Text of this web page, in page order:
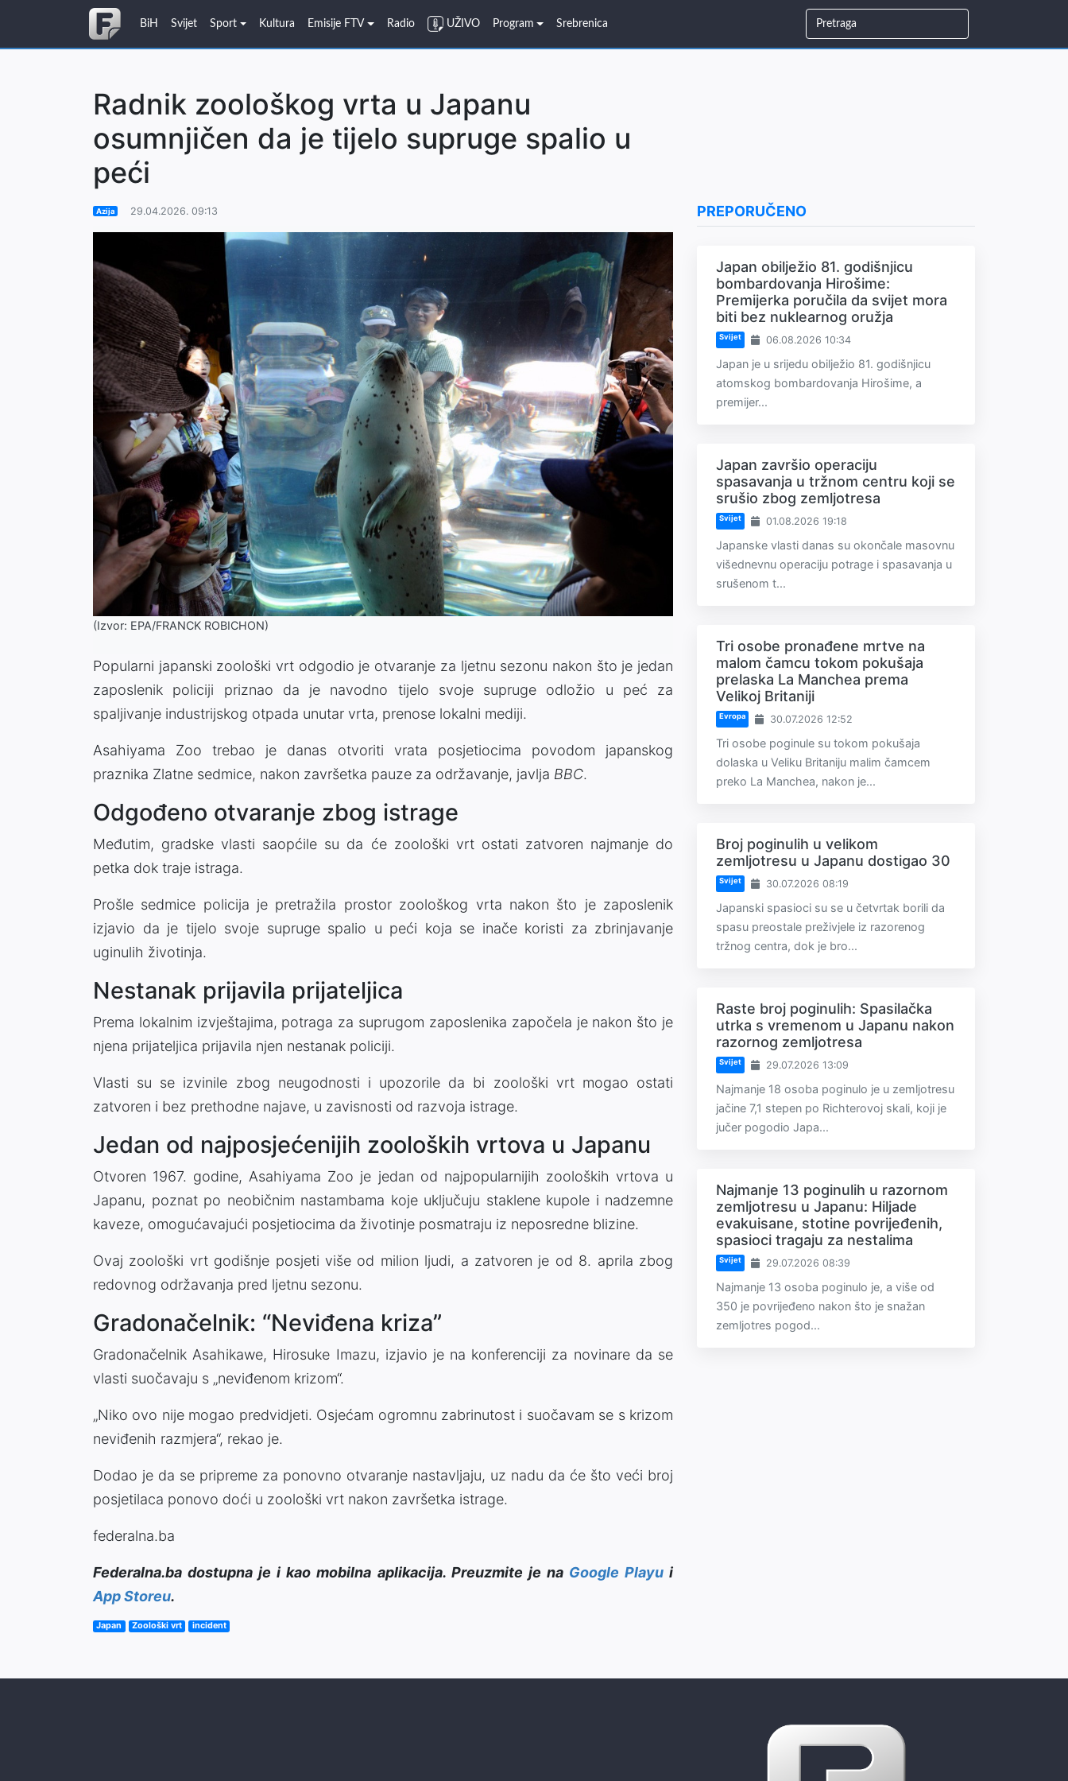
BiH Svijet Sport Kultura Emisije FTV Radio UŽIVO Program Srebrenica
Radnik zoološkog vrta u Japanu
osumnjičen da je tijelo supruge spalio u
peći
Azija 29.04.2026. 09:13
(Izvor: EPA/FRANCK ROBICHON)
Popularni japanski zoološki vrt odgodio je otvaranje za ljetnu sezonu nakon što je jedan
zaposlenik policiji priznao da je navodno tijelo svoje supruge odložio u peć za
spaljivanje industrijskog otpada unutar vrta, prenose lokalni mediji.
Asahiyama Zoo trebao je danas otvoriti vrata posjetiocima povodom japanskog
praznika Zlatne sedmice, nakon završetka pauze za održavanje, javlja BBC.
Odgođeno otvaranje zbog istrage
Međutim, gradske vlasti saopćile su da će zoološki vrt ostati zatvoren najmanje do
petka dok traje istraga.
Prošle sedmice policija je pretražila prostor zoološkog vrta nakon što je zaposlenik
izjavio da je tijelo svoje supruge spalio u peći koja se inače koristi za zbrinjavanje
uginulih životinja.
Nestanak prijavila prijateljica
Prema lokalnim izvještajima, potraga za suprugom zaposlenika započela je nakon što je
njena prijateljica prijavila njen nestanak policiji.
Vlasti su se izvinile zbog neugodnosti i upozorile da bi zoološki vrt mogao ostati
zatvoren i bez prethodne najave, u zavisnosti od razvoja istrage.
Jedan od najposjećenijih zooloških vrtova u Japanu
Otvoren 1967. godine, Asahiyama Zoo je jedan od najpopularnijih zooloških vrtova u
Japanu, poznat po neobičnim nastambama koje uključuju staklene kupole i nadzemne
kaveze, omogućavajući posjetiocima da životinje posmatraju iz neposredne blizine.
Ovaj zoološki vrt godišnje posjeti više od milion ljudi, a zatvoren je od 8. aprila zbog
redovnog održavanja pred ljetnu sezonu.
Gradonačelnik: “Neviđena kriza”
Gradonačelnik Asahikawe, Hirosuke Imazu, izjavio je na konferenciji za novinare da se
vlasti suočavaju s „neviđenom krizom“.
„Niko ovo nije mogao predvidjeti. Osjećam ogromnu zabrinutost i suočavam se s krizom
neviđenih razmjera“, rekao je.
Dodao je da se pripreme za ponovno otvaranje nastavljaju, uz nadu da će što veći broj
posjetilaca ponovo doći u zoološki vrt nakon završetka istrage.
federalna.ba
Federalna.ba dostupna je i kao mobilna aplikacija. Preuzmite je na Google Playui
App Storeu.
Japan Zoološki vrt incident
PREPORUČENO
Japan obilježio 81. godišnjicu
bombardovanja Hirošime:
Premijerka poručila da svijet mora
biti bez nuklearnog oružja
Svijet 06.08.2026 10:34
Japan je u srijedu obilježio 81. godišnjicu
atomskog bombardovanja Hirošime, a
premijer...
Japan završio operaciju
spasavanja u tržnom centru koji se
srušio zbog zemljotresa
Svijet 01.08.2026 19:18
Japanske vlasti danas su okončale masovnu
višednevnu operaciju potrage i spasavanja u
srušenom t...
Tri osobe pronađene mrtve na
malom čamcu tokom pokušaja
prelaska La Manchea prema
Velikoj Britaniji
Evropa 30.07.2026 12:52
Tri osobe poginule su tokom pokušaja
dolaska u Veliku Britaniju malim čamcem
preko La Manchea, nakon je...
Broj poginulih u velikom
zemljotresu u Japanu dostigao 30
Svijet 30.07.2026 08:19
Japanski spasioci su se u četvrtak borili da
spasu preostale preživjele iz razorenog
tržnog centra, dok je bro...
Raste broj poginulih: Spasilačka
utrka s vremenom u Japanu nakon
razornog zemljotresa
Svijet 29.07.2026 13:09
Najmanje 18 osoba poginulo je u zemljotresu
jačine 7,1 stepen po Richterovoj skali, koji je
jučer pogodio Japa...
Najmanje 13 poginulih u razornom
zemljotresu u Japanu: Hiljade
evakuisane, stotine povrijeđenih,
spasioci tragaju za nestalima
Svijet 29.07.2026 08:39
Najmanje 13 osoba poginulo je, a više od
350 je povrijeđeno nakon što je snažan
zemljotres pogod...